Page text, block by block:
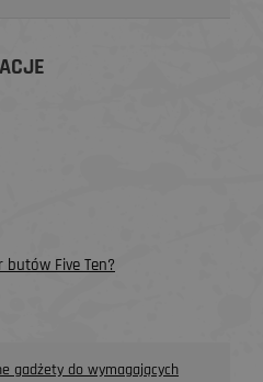
Five Ten?
gadżety do wymagających